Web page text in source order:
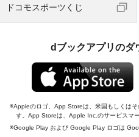
ドコモスポーツくじ
dブックアプリのダ
Appleのロゴ、App Storeは、米国もしくは
す。App Storeは、Apple Inc.のサービスマー
Google Play および Google Play ロゴは